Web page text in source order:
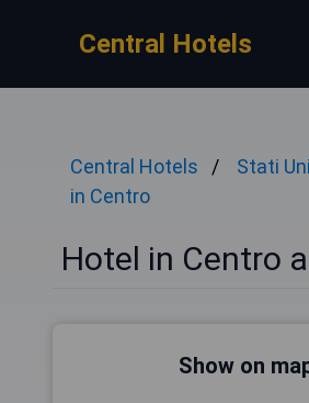
Central Hotels
Central Hotels Stati
in Centro
Hotel in Centro
Show on